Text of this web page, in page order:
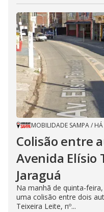
MOBILIDADE SAMPA/
Colisão entre
Avenida Elísio
Jaraguá
Na manhã de quinta-
uma colisão entre dois
Teixeira Leite, nº...